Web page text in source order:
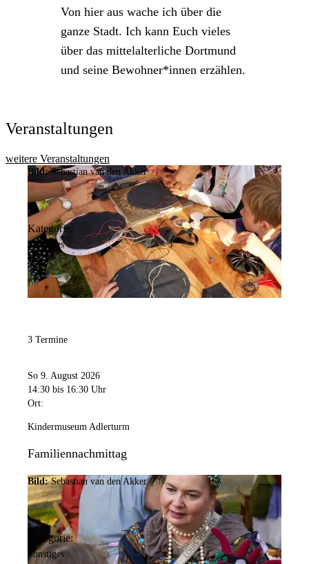
Von hier aus wache ich über die
ganze Stadt. Ich kann Euch vieles
über das mittelalterliche Dortmund
und seine Bewohner*innen erzählen.
Veranstaltungen
weitere Veranstaltungen
Bild: Sebastian van den Akker
Kategorie:
Sonstiges
3 Termine
So 9. August 2026
14:30 bis 16:30 Uhr
Ort:
Kindermuseum Adlerturm
Familiennachmittag
Bild: Sebastian van den Akker
Kategorie:
Sonstiges